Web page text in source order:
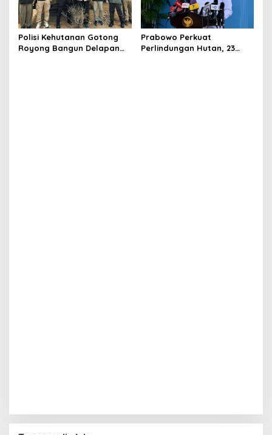
Polisi Kehutanan Gotong
Royong Bangun Delapan
Prabowo Perkuat
Perlindungan Hutan, 23